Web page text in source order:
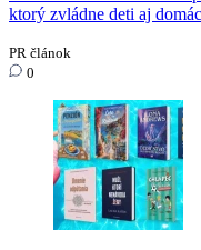
ktorý zvládne deti aj
PR článok
0